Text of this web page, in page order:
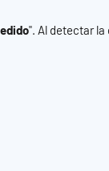
". Al detectar la